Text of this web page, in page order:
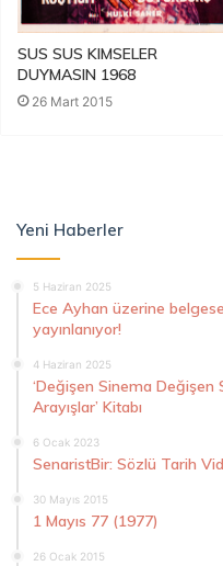
SUS SUS KIMSELER
DUYMASIN 1968
26 Mart 2015
Yeni Haberler
5 Haziran 2025
Ece Ayhan üzerine
yayınlanıyor!
4 Haziran 2025
‘Değişen Sinema
Arayışlar’ Kitabı
6 Ocak 2023
SenaristBir: Sözlü Tarih
30 Mayıs 2015
1 Mayıs 77 (1977)
26 Ocak 2015